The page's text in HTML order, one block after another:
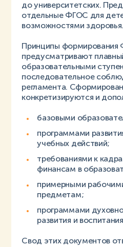
до университетских.
отдельные ФГОС для
возможностями здоровья.
Принципы формирования
предусматривают
образовательными
последовательное
регламента.
конкретизируются и
базовыми
программами
учебных действий;
требованиями к
финансам в
примерными
предметам;
программами
развития и
Свод этих документов